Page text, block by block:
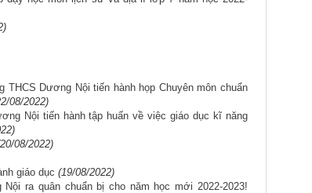
THCS Dương Nội tiến hành họp Chuyên môn chuẩn
08/2022)
Nội tiến hành tập huấn về việc giáo dục kĩ năng
08/2022)
giáo dục (19/08/2022)
ra quân chuẩn bị cho năm học mới 2022-2023!